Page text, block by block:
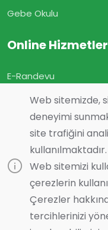
Web sitemizde,
deneyimi
site trafiğini
kullanılmaktadır.
Web sitemizi
çerezlerin
Çerezler
tercihlerinizi
Gebe Okulu
Online Hizmetler
E-Randevu
E-Sonuç
E-Geçmiş Olsun
Görüş ve Önerileriniz
Online Muayene
Son Güncelleme :